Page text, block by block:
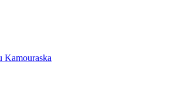
Kamouraska